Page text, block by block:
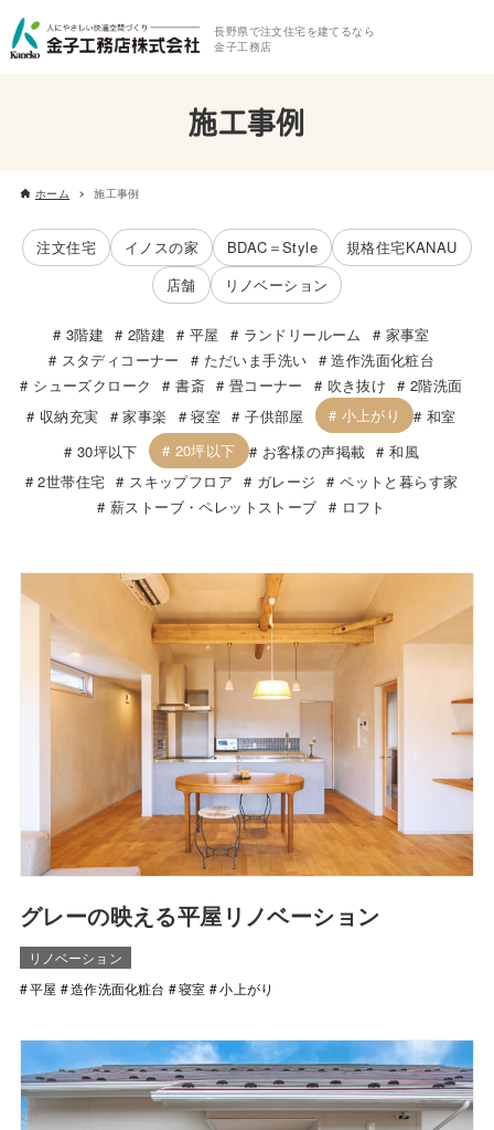
長野県で注文住宅を建てるなら
金子工務店
施工事例
ホーム 施工事例
注文住宅 イノスの家 BDAC＝Style
規格住宅KANAU
店舗
リノベーション
3階建 2階建 平屋 ランドリールーム
家事室
スタディコーナー
ただいま手洗い
造作洗面化粧台
シューズクローク
書斎 畳コーナー 吹き抜け
2階洗面
収納充実
家事楽 寝室 子供部屋 小上がり
和室
30坪以下
20坪以下 お客様の声掲載
和風
2世帯住宅
スキップフロア ガレージ
ペットと暮らす家
薪ストーブ・ペレットストーブ
ロフト
グレーの映える平屋リノベーション
リノベーション
平屋
造作洗面化粧台 寝室 小上がり